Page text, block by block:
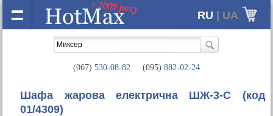
RU | UA
(067) 530-08-82 (095) 882-02-24
Шафа жарова електрична ШЖ-3-С (код
01/4309)